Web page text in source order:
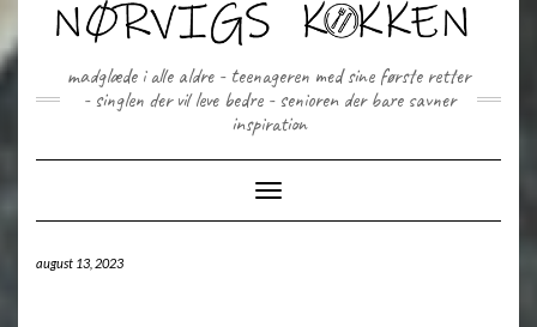
content
madglæde i alle aldre - teenageren med sine første retter
- singlen der vil leve bedre - senioren der bare savner
inspiration
Toggle Navigation
august 13, 2023